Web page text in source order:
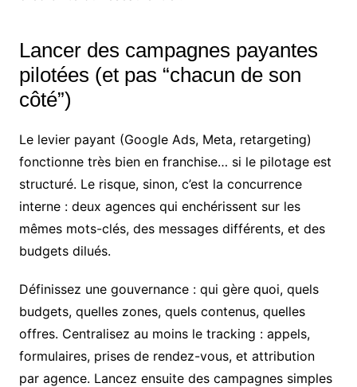
Lancer des campagnes payantes
pilotées (et pas “chacun de son
côté”)
Le levier payant (Google Ads, Meta, retargeting)
fonctionne très bien en franchise… si le pilotage est
structuré. Le risque, sinon, c’est la concurrence
interne : deux agences qui enchérissent sur les
mêmes mots-clés, des messages différents, et des
budgets dilués.
Définissez une gouvernance : qui gère quoi, quels
budgets, quelles zones, quels contenus, quelles
offres. Centralisez au moins le tracking : appels,
formulaires, prises de rendez-vous, et attribution
par agence. Lancez ensuite des campagnes simples